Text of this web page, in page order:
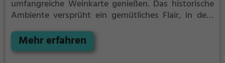
umfangreiche Weinkarte genießen. Das historische
Ambiente versprüht ein gemütliches Flair, in dem
eintauchen kann. Von klassischer Pizza bis zu
köstlichen Biogerichten – hier findet man eine
Mehr erfahren